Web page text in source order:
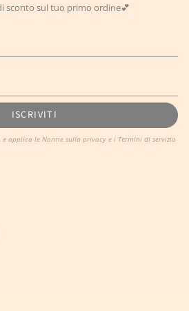
sconto sul tuo primo ordine💕
ISCRIVITI
e applica le Norme sulla privacy e i Termini di servizio